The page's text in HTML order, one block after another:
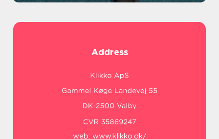
Address
web: www.klikko.dk/